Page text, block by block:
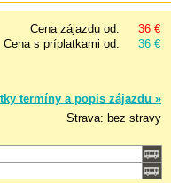
Cena zájazdu od:
36 €
Cena s príplatkami od:
36 €
termíny a popis zájazdu »
Strava: bez stravy